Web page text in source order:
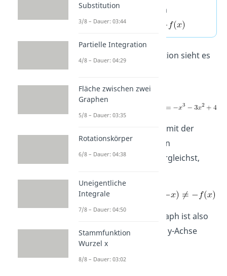
Punktsymmetrie
zum
Ursprung:
Mit deiner Beispielfunktion sieht es
Wenn du dein Ergebnis mit der
ursprünglichen Funktion
vergleichst,
Fazit:
Dein Funktionsgraph ist also
weder symmetrisch zur y-Achse
noch zum Ursprung.
Substitution
3/8 – Dauer: 03:44
Partielle Integration
4/8 – Dauer: 04:29
Fläche zwischen zwei
Graphen
5/8 – Dauer: 03:35
Rotationskörper
6/8 – Dauer: 04:38
Uneigentliche
Integrale
7/8 – Dauer: 04:50
Stammfunktion
Wurzel x
8/8 – Dauer: 03:02